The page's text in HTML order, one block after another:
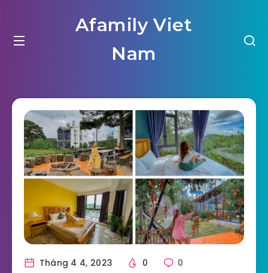
Afamily Viet
Nam
Tháng 4 4, 2023 0 0